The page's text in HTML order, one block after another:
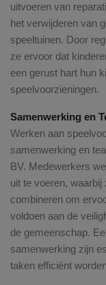
uitvoeren van
het verwijderen van
speeltuinen. Door
ze ervoor dat
een gerust hart hun
speelvoorzieningen.
Samenwerking en
Werken aan
samenwerking en
BV. Medewerkers
uit te voeren,
combineren om
voldoen aan de
de gemeenschap.
samenwerking zijn
taken efficiënt